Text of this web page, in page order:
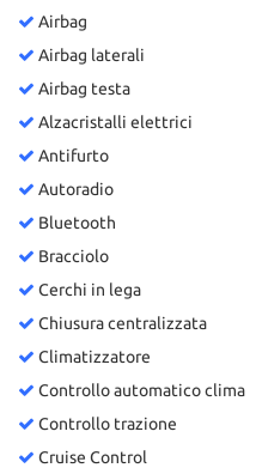
Airbag
Airbag laterali
Airbag testa
Alzacristalli elettrici
Antifurto
Autoradio
Bluetooth
Bracciolo
Cerchi in lega
Chiusura centralizzata
Climatizzatore
Controllo automatico clima
Controllo trazione
Cruise Control